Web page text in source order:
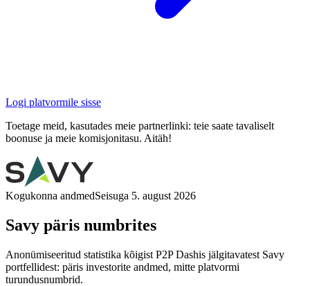
Logi platvormile sisse
Toetage meid, kasutades meie partnerlinki: teie saate tavaliselt
boonuse ja meie komisjonitasu. Aitäh!
Kogukonna andmedSeisuga 5. august 2026
Savy päris numbrites
Anonümiseeritud statistika kõigist P2P Dashis jälgitavatest Savy
portfellidest: päris investorite andmed, mitte platvormi
turundusnumbrid.